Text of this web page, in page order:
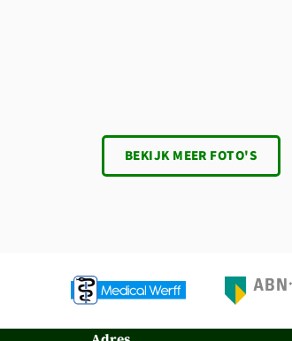
BEKIJK MEER FOTO'S